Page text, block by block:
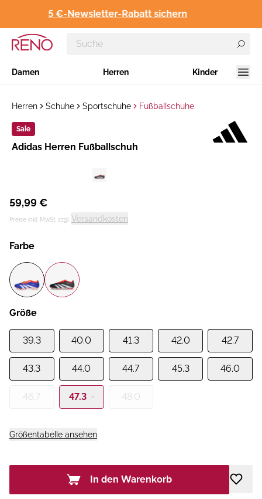
5 €-Newsletter-Rabatt sichern
Damen Herren Kinder
Herren Schuhe Sportschuhe Fußballschuhe
Sale
Hersteller:
​Adidas Herren Fußballschuh
59,99 €
Preise inkl. MwSt. zzgl. Versandkosten
Farbe
Größe
39.3 40.0 41.3 42.0 42.7
43.3 44.0 44.7 45.3 46.0
46.7 47.3 48.0
Größentabelle ansehen
In den Warenkorb